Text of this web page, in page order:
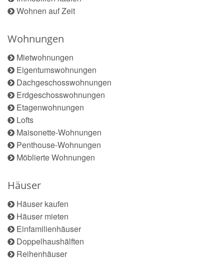
Wohnen auf Zeit
Wohnungen
Mietwohnungen
Eigentumswohnungen
Dachgeschosswohnungen
Erdgeschosswohnungen
Etagenwohnungen
Lofts
Maisonette-Wohnungen
Penthouse-Wohnungen
Möblierte Wohnungen
Häuser
Häuser kaufen
Häuser mieten
Einfamilienhäuser
Doppelhaushälften
Reihenhäuser